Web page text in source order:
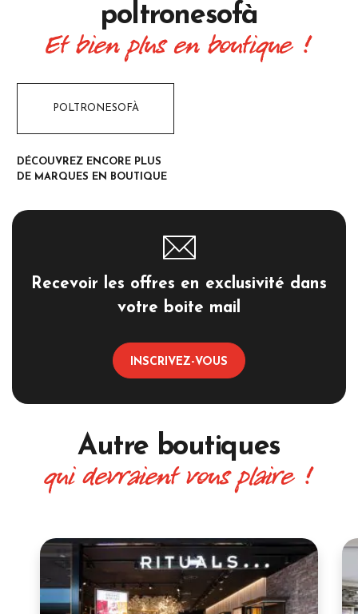
poltronesofà
Et bien plus en boutique !
POLTRONESOFÀ
DÉCOUVREZ ENCORE PLUS
DE MARQUES EN BOUTIQUE
Recevoir les offres en exclusivité dans
votre boite mail
INSCRIVEZ-VOUS
Autre boutiques
qui devraient vous plaire !